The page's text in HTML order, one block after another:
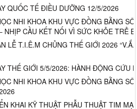
QUỐC TẾ ĐIỀU DƯỠNG 12/5/2026
NHI KHOA KHU VỰC ĐỒNG BẰNG
NHỊP CẦU KẾT NỐI VÌ SỨC KHỎE TRẺ
LỄ T.I.Ê.M CHỦNG THẾ GIỚI 2026
THẾ GIỚI 5/5/2026: HÀNH ĐỘNG CỨU
NHI KHOA KHU VỰC ĐỒNG BẰNG
KHAI KỸ THUẬT PHẪU THUẬT TIM